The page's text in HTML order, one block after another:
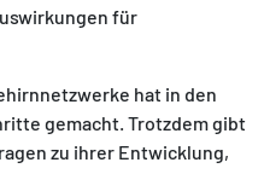
für
hat in den
gemacht. Trotzdem gibt
zu ihrer Entwicklung,